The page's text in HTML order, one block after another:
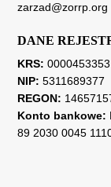
zarzad@zorrp.org
DANE
KRS: 0000453353
NIP: 5311689377
REGON:
Konto bankowe:
89 2030 0045